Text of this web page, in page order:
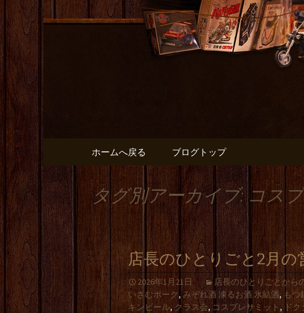
名古屋市伏
出張や観光に名古屋めしがお
コンテンツへ移動
ホームへ戻る ブログトップ
タグ別アーカイブ: コス
店長のひとりごと2月の
2026年1月21日 店長のひとりごとから
いさむポーク, みぞれ酒 凍るお酒 氷結酒, もつ
キンビール,クラス会,コスプレサミット,ドク